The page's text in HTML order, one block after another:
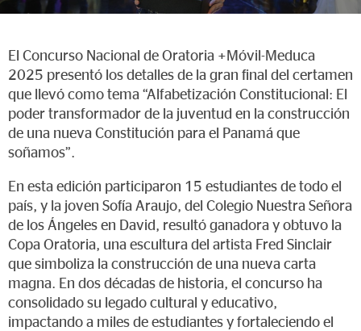
El Concurso Nacional de Oratoria +Móvil-Meduca
2025 presentó los detalles de la gran final del certamen
que llevó como tema “Alfabetización Constitucional: El
poder transformador de la juventud en la construcción
de una nueva Constitución para el Panamá que
soñamos”.
En esta edición participaron 15 estudiantes de todo el
país, y la joven Sofía Araujo, del Colegio Nuestra Señora
de los Ángeles en David, resultó ganadora y obtuvo la
Copa Oratoria, una escultura del artista Fred Sinclair
que simboliza la construcción de una nueva carta
magna. En dos décadas de historia, el concurso ha
consolidado su legado cultural y educativo,
impactando a miles de estudiantes y fortaleciendo el